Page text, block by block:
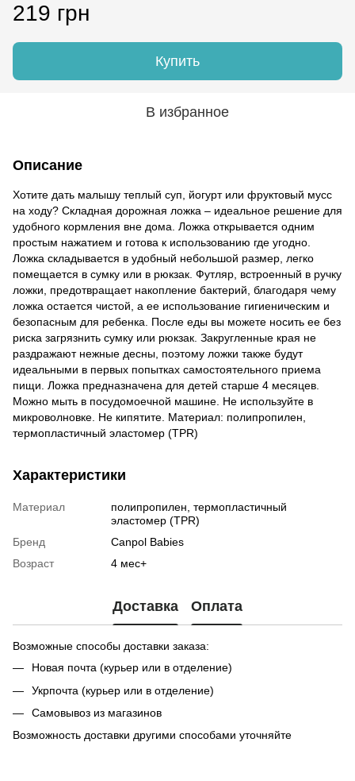
219 грн
Купить
В избранное
Описание
Хотите дать малышу теплый суп, йогурт или фруктовый мусс
на ходу? Складная дорожная ложка – идеальное решение для
удобного кормления вне дома. Ложка открывается одним
простым нажатием и готова к использованию где угодно.
Ложка складывается в удобный небольшой размер, легко
помещается в сумку или в рюкзак. Футляр, встроенный в ручку
ложки, предотвращает накопление бактерий, благодаря чему
ложка остается чистой, а ее использование гигиеническим и
безопасным для ребенка. После еды вы можете носить ее без
риска загрязнить сумку или рюкзак. Закругленные края не
раздражают нежные десны, поэтому ложки также будут
идеальными в первых попытках самостоятельного приема
пищи. Ложка предназначена для детей старше 4 месяцев.
Можно мыть в посудомоечной машине. Не используйте в
микроволновке. Не кипятите. Материал: полипропилен,
термопластичный эластомер (TPR)
Характеристики
Материал
полипропилен, термопластичный
эластомер (TPR)
Бренд
Canpol Babies
Возраст
4 мес+
Доставка Оплата
Возможные способы доставки заказа:
Новая почта (курьер или в отделение)
Укрпочта (курьер или в отделение)
Самовывоз из магазинов
Возможность доставки другими способами уточняйте